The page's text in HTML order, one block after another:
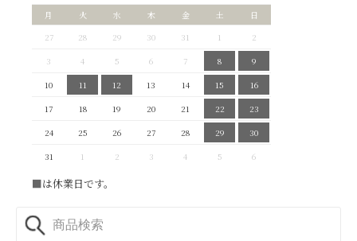
月 火 水 木 金 土
日
27
28 29 30 31 1
2
3
4 5 6 7 8
9
10
11 12 13 14 15
16
17
18 19 20 21 22
23
24
25 26 27 28 29
30
31
1 2 3 4 5 6
■は休業日です。